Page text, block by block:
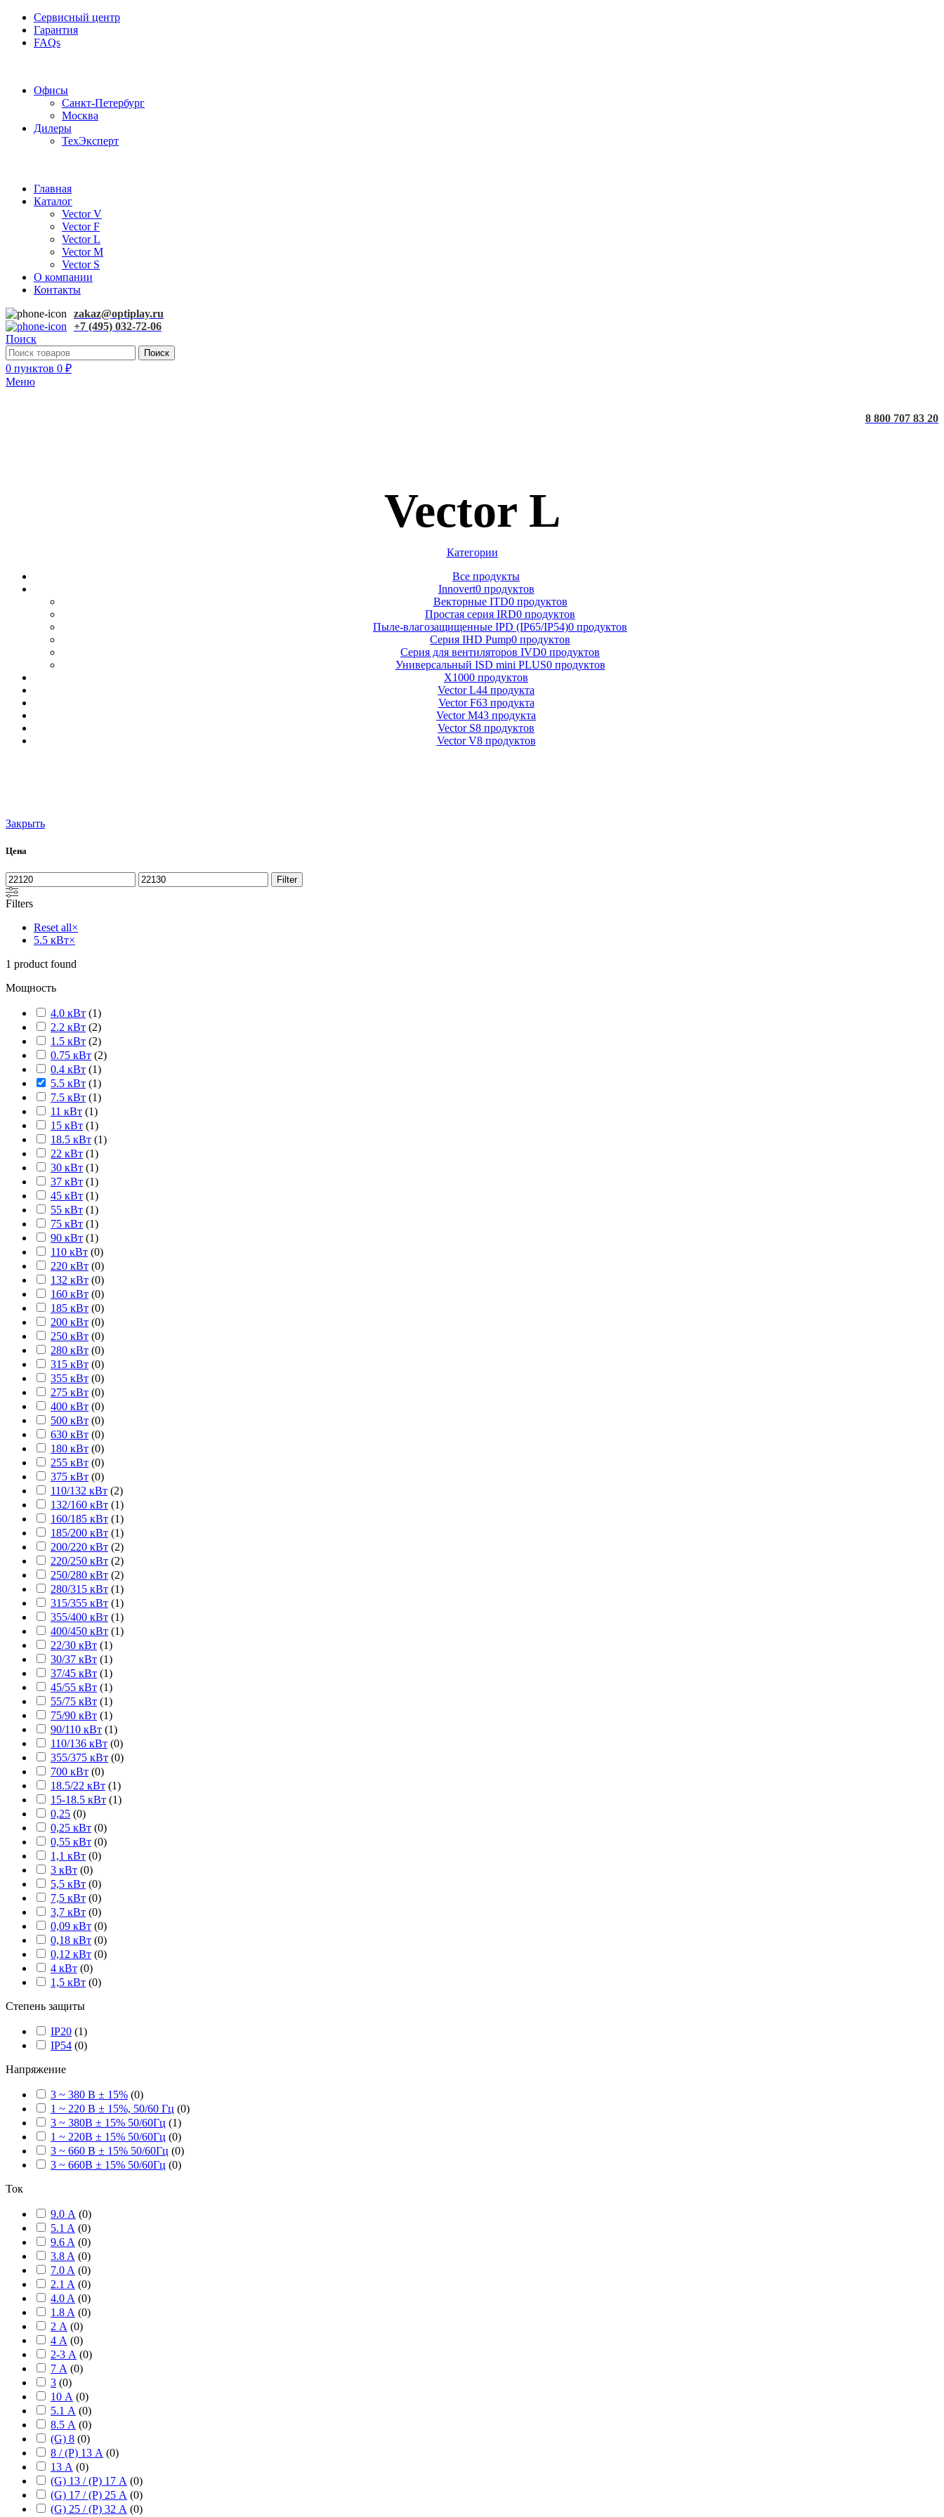
Сервисный центр
Гарантия
FAQs
Офисы
Санкт-Петербург
Москва
Дилеры
ТехЭксперт
Главная
Каталог
Vector V
Vector F
Vector L
Vector M
Vector S
О компании
Контакты
zakaz@optiplay.ru
+7 (495) 032-72-06
Поиск
Поиск
0 пунктов 0 ₽
Меню
8 800 707 83 20
Vector L
Категории
Все продукты
Innovert0 продуктов
Векторные ITD0 продуктов
Простая серия IRD0 продуктов
Пыле-влагозащищенные IPD (IP65/IP54)0 продуктов
Серия IHD Pump0 продуктов
Серия для вентиляторов IVD0 продуктов
Универсальный ISD mini PLUS0 продуктов
X1000 продуктов
Vector L44 продукта
Vector F63 продукта
Vector M43 продукта
Vector S8 продуктов
Vector V8 продуктов
Закрыть
Цена
Filter
Filters
Reset all×
5.5 кВт×
1 product found
Мощность
4.0 кВт (1)
2.2 кВт (2)
1.5 кВт (2)
0.75 кВт (2)
0.4 кВт (1)
5.5 кВт (1)
7.5 кВт (1)
11 кВт (1)
15 кВт (1)
18.5 кВт (1)
22 кВт (1)
30 кВт (1)
37 кВт (1)
45 кВт (1)
55 кВт (1)
75 кВт (1)
90 кВт (1)
110 кВт (0)
220 кВт (0)
132 кВт (0)
160 кВт (0)
185 кВт (0)
200 кВт (0)
250 кВт (0)
280 кВт (0)
315 кВт (0)
355 кВт (0)
275 кВт (0)
400 кВт (0)
500 кВт (0)
630 кВт (0)
180 кВт (0)
255 кВт (0)
375 кВт (0)
110/132 кВт (2)
132/160 кВт (1)
160/185 кВт (1)
185/200 кВт (1)
200/220 кВт (2)
220/250 кВт (2)
250/280 кВт (2)
280/315 кВт (1)
315/355 кВт (1)
355/400 кВт (1)
400/450 кВт (1)
22/30 кВт (1)
30/37 кВт (1)
37/45 кВт (1)
45/55 кВт (1)
55/75 кВт (1)
75/90 кВт (1)
90/110 кВт (1)
110/136 кВт (0)
355/375 кВт (0)
700 кВт (0)
18.5/22 кВт (1)
15-18.5 кВт (1)
0,25 (0)
0,25 кВт (0)
0,55 кВт (0)
1,1 кВт (0)
3 кВт (0)
5,5 кВт (0)
7,5 кВт (0)
3,7 кВт (0)
0,09 кВт (0)
0,18 кВт (0)
0,12 кВт (0)
4 кВт (0)
1,5 кВт (0)
Степень защиты
IP20 (1)
IP54 (0)
Напряжение
3 ~ 380 В ± 15% (0)
1 ~ 220 В ± 15%, 50/60 Гц (0)
3 ~ 380В ± 15% 50/60Гц (1)
1 ~ 220В ± 15% 50/60Гц (0)
3 ~ 660 В ± 15% 50/60Гц (0)
3 ~ 660В ± 15% 50/60Гц (0)
Ток
9.0 А (0)
5.1 A (0)
9.6 A (0)
3.8 A (0)
7.0 A (0)
2.1 A (0)
4.0 A (0)
1.8 A (0)
2 А (0)
4 А (0)
2-3 А (0)
7 А (0)
3 (0)
10 А (0)
5.1 А (0)
8.5 А (0)
(G) 8 (0)
8 / (P) 13 А (0)
13 А (0)
(G) 13 / (P) 17 А (0)
(G) 17 / (P) 25 А (0)
(G) 25 / (P) 32 А (0)